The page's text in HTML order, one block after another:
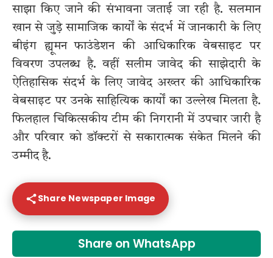
साझा किए जाने की संभावना जताई जा रही है. सलमान
खान से जुड़े सामाजिक कार्यों के संदर्भ में जानकारी के लिए
बीइंग ह्यूमन फाउंडेशनकी आधिकारिक वेबसाइट पर
विवरण उपलब्ध है. वहीं सलीम जावेद की साझेदारी के
ऐतिहासिक संदर्भ के लिएजावेद अख्तरकी आधिकारिक
वेबसाइट पर उनके साहित्यिक कार्यों का उल्लेख मिलता है.
फिलहाल चिकित्सकीय टीम की निगरानी में उपचार जारी है
और परिवार को डॉक्टरों से सकारात्मक संकेत मिलने की
उम्मीद है.
Share Newspaper Image
Share on WhatsApp